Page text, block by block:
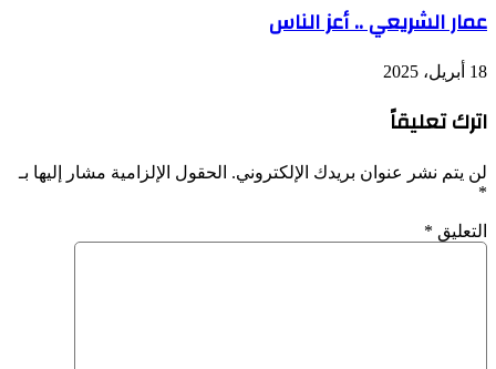
عمار الشريعي .. أعز الناس
18 أبريل، 2025
اترك تعليقاً
لن يتم نشر عنوان بريدك الإلكتروني. الحقول الإلزامية مشار إليها بـ
*
التعليق *